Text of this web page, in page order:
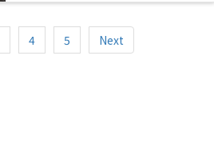
4 5 Next